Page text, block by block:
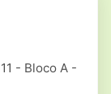
- Bloco A -